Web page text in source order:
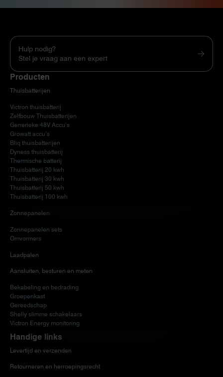
Hulp nodig?
Stel je vraag aan een expert
Producten
Thuisbatterijen
Victron thuisbatterij
Zelfbouw Thuisbatterijen
Generieke 48V Accu’s
Growatt accu’s
Bliq thuisbatterijen
Dyness thuisbatterij
Thermische batterij
Thuisbatterij 20 kwh
Thuisbatterij 30 kwh
Thuisbatterij 50 kwh
Thuisbatterij 100 kwh
Zonnepanelen
Zonnepanelen sets
Omvormers
Laadpalen
Aansluiten, besturen en meten
Bekabeling en bedrading
Groepenkast
Gereedschap
Shelly slimme schakelaars
Victron Energy monitoring
Handige links
Levertijd en verzenden
Retourneren en herroepingsrecht